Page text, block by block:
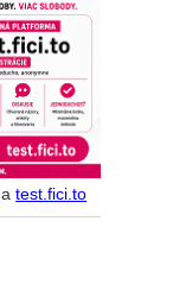
atest.fici.to